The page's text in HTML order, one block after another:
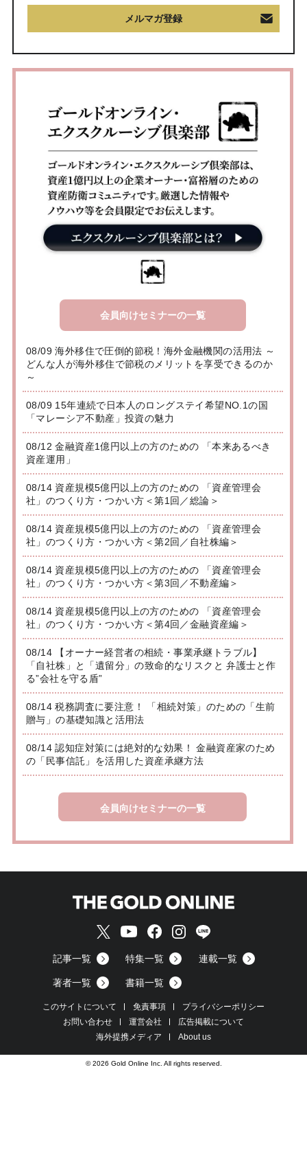
メルマガ登録
会員向けセミナーの一覧
08/09 海外移住で圧倒的節税！海外金融機関の活用法 ～
どんな人が海外移住で節税のメリットを享受できるのか
～
08/09 15年連続で日本人のロングステイ希望NO.1の国
「マレーシア不動産」投資の魅力
08/12 金融資産1億円以上の方のための 「本来あるべき
資産運用」
08/14 資産規模5億円以上の方のための 「資産管理会
社」のつくり方・つかい方＜第1回／総論＞
08/14 資産規模5億円以上の方のための 「資産管理会
社」のつくり方・つかい方＜第2回／自社株編＞
08/14 資産規模5億円以上の方のための 「資産管理会
社」のつくり方・つかい方＜第3回／不動産編＞
08/14 資産規模5億円以上の方のための 「資産管理会
社」のつくり方・つかい方＜第4回／金融資産編＞
08/14 【オーナー経営者の相続・事業承継トラブル】
「自社株」と「遺留分」の致命的なリスクと 弁護士と作
る”会社を守る盾”
08/14 税務調査に要注意！ 「相続対策」のための「生前
贈与」の基礎知識と活用法
08/14 認知症対策には絶対的な効果！ 金融資産家のため
の「民事信託」を活用した資産承継方法
会員向けセミナーの一覧
記事一覧 特集一覧 連載一覧
著者一覧 書籍一覧
このサイトについて 免責事項
プライバシーポリシー
お問い合わせ
運営会社
広告掲載について
海外提携メディア
About us
© 2026 Gold Online Inc. All rights reserved.